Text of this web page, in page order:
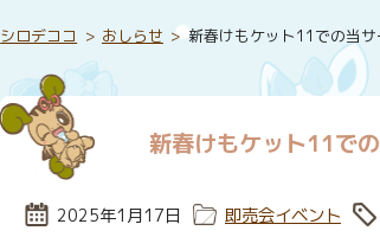
シロデココ おしらせ 新春けもケット11での当
新春けもケット11で
投稿日:
2025年1月17日 カテゴリー:
即売会イベント